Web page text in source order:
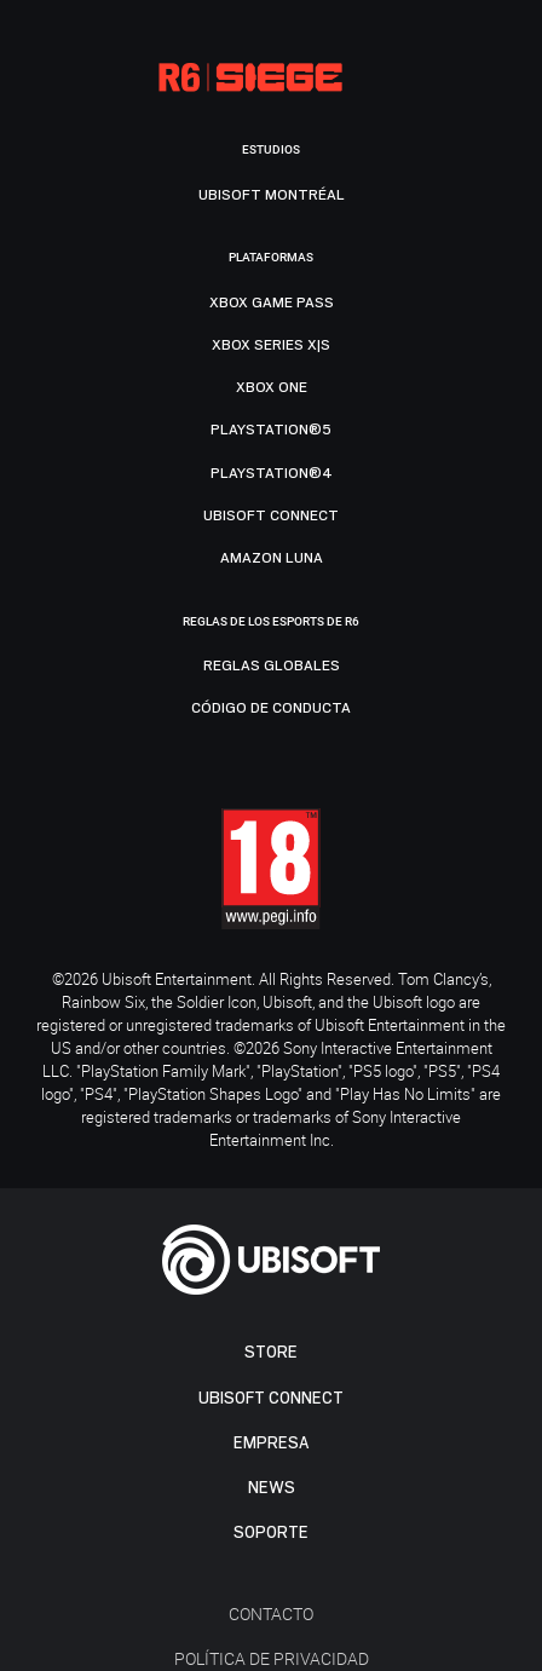
STORE
UBISOFT CONNECT
EMPRESA
NEWS
SOPORTE
CONTACTO
POLÍTICA DE PRIVACIDAD
ESTUDIOS
UBISOFT MONTRÉAL
PLATAFORMAS
XBOX GAME PASS
XBOX SERIES X|S
XBOX ONE
PLAYSTATION®5
PLAYSTATION®4
UBISOFT CONNECT
AMAZON LUNA
REGLAS DE LOS ESPORTS DE R6
REGLAS GLOBALES
CÓDIGO DE CONDUCTA
©2026 Ubisoft Entertainment. All Rights Reserved. Tom Clancy’s,
Rainbow Six, the Soldier Icon, Ubisoft, and the Ubisoft logo are
registered or unregistered trademarks of Ubisoft Entertainment in the
US and/or other countries. ©2026 Sony Interactive Entertainment
LLC. "PlayStation Family Mark", "PlayStation", "PS5 logo", "PS5", "PS4
logo", "PS4", "PlayStation Shapes Logo" and "Play Has No Limits" are
registered trademarks or trademarks of Sony Interactive
Entertainment Inc.